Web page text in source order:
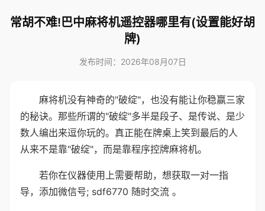
常胡不难!巴中麻将机遥控器哪里有(设置能好胡
牌)
发布时间：2026年08月07日
麻将机没有神奇的"破绽"，也没有能让你稳赢三家
的秘诀。那些所谓的"破绽"多半是段子、是传说、是少
数人编出来逗你玩的。真正能在牌桌上笑到最后的人
从来不是靠"破绽"，而是靠程序控牌麻将机。
若你在仪器使用上需要帮助，想获取一对一指
导，添加微信号; sdf6770 随时交流 。